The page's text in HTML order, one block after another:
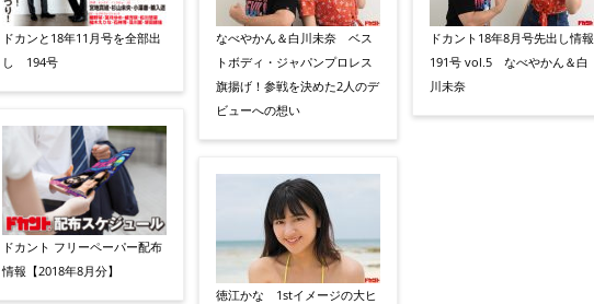
ドカンと18年11月号を全部出
し 194号
ドカント フリーペーパー配布
情報【2018年8月分】
なべやかん＆白川未奈 ベス
トボディ・ジャパンプロレス
旗揚げ！参戦を決めた2人のデ
ビューへの想い
徳江かな 1stイメージの大ヒ
ドカント18年8月号先出し情報
191号 vol.5 なべやかん＆白
川未奈